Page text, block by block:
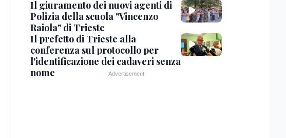
Il giuramento dei nuovi agenti di
Polizia della scuola "Vincenzo
Raiola" di Trieste
Il prefetto di Trieste alla
conferenza sul protocollo per
l'identificazione dei cadaveri senza
nome